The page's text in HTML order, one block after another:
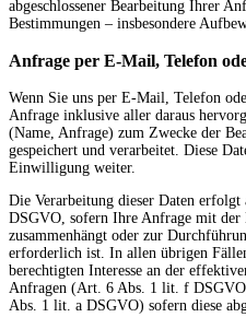
abgeschlossener Bearbeitung Ihrer
Bestimmungen – insbesondere
Anfrage per E-Mail, Telefon
Wenn Sie uns per E-Mail, Telefon
Anfrage inklusive aller daraus
(Name, Anfrage) zum Zwecke der
gespeichert und verarbeitet. Diese
Einwilligung weiter.
Die Verarbeitung dieser Daten
DSGVO, sofern Ihre Anfrage mit der
zusammenhängt oder zur
erforderlich ist. In allen übrigen
berechtigten Interesse an der
Anfragen (Art. 6 Abs. 1 lit. f
Abs. 1 lit. a DSGVO) sofern diese